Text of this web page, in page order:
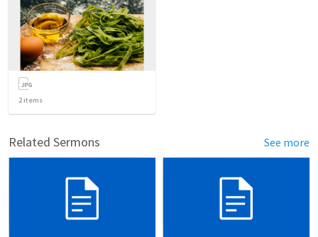
2items
Related Sermons See more